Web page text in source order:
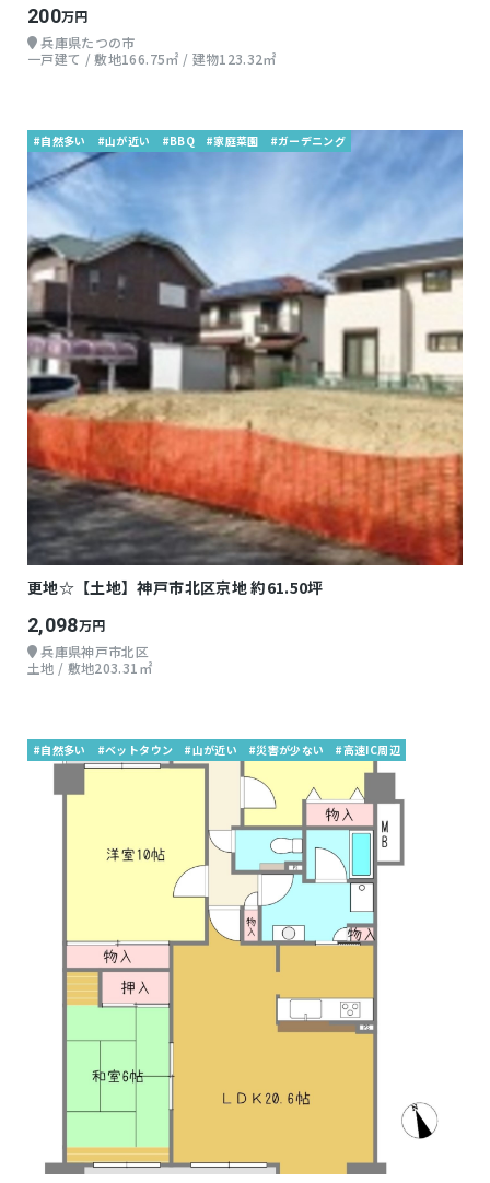
200万円
兵庫県たつの市
一戸建て / 敷地166.75㎡ / 建物123.32㎡
#自然多い #山が近い #BBQ #家庭菜園 #ガーデニング
更地☆【土地】神戸市北区京地 約61.50坪
2,098万円
兵庫県神戸市北区
土地 / 敷地203.31㎡
#自然多い #ベットタウン #山が近い #災害が少ない #高速IC周辺